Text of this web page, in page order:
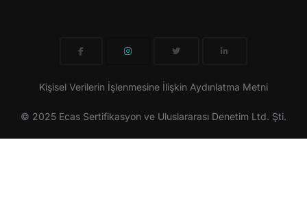
Kişisel Verilerin İşlenmesine İlişkin Aydınlatma Metni
© 2025 Ecas Sertifikasyon ve Uluslararası Denetim Ltd. Şti.